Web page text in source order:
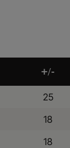
+/-
25
18
18